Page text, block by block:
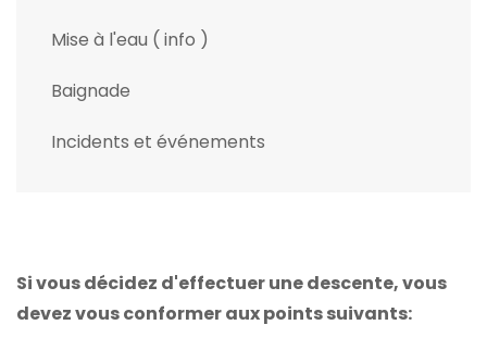
Mise à l'eau ( info )
Baignade
Incidents et événements
Si vous décidez d'effectuer une descente, vous
devez vous conformer aux points suivants: